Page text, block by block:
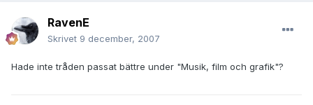
RavenE
Skrivet 9 december, 2007
Hade inte tråden passat bättre under "Musik, film och grafik"?